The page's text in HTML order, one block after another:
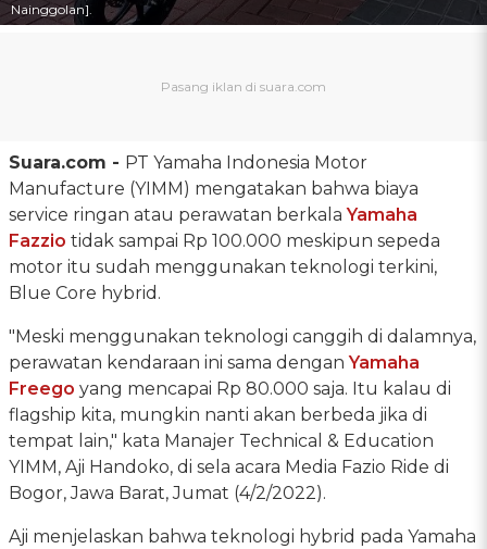
Nainggolan].
Suara.com - PT Yamaha Indonesia Motor
Manufacture (YIMM) mengatakan bahwa biaya
service ringan atau perawatan berkalaYamaha
Fazzio tidak sampai Rp 100.000 meskipun sepeda
motor itu sudah menggunakan teknologi terkini,
Blue Core hybrid.
"Meski menggunakan teknologi canggih di dalamnya,
perawatan kendaraan ini sama denganYamaha
Freego yang mencapai Rp 80.000 saja. Itu kalau di
flagship kita, mungkin nanti akan berbeda jika di
tempat lain," kata Manajer Technical & Education
YIMM, Aji Handoko, di sela acara Media Fazio Ride di
Bogor, Jawa Barat, Jumat (4/2/2022).
Aji menjelaskan bahwa teknologi hybrid pada Yamaha